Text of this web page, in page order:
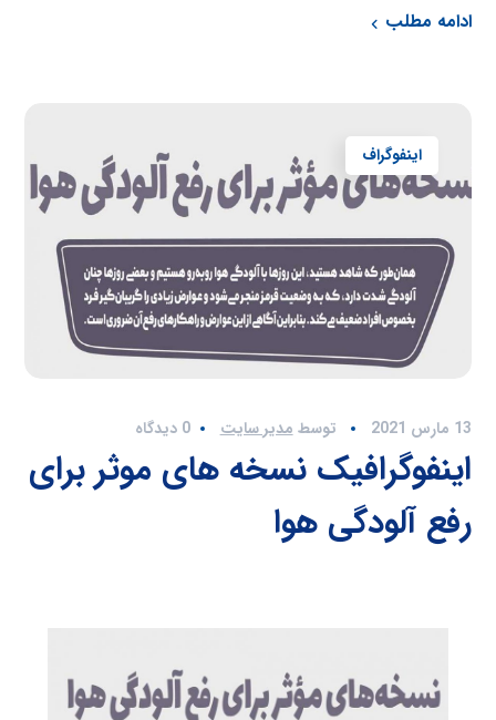
ادامه مطلب
اینفوگراف
13 مارس 2021 توسطمدیر سایت 0 دیدگاه
اینفوگرافیک نسخه های موثر برای
رفع آلودگی هوا